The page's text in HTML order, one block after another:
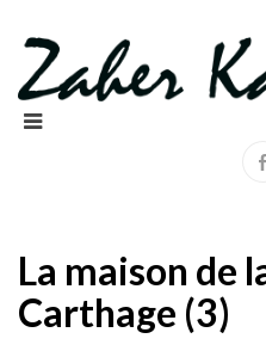
La maison de
Carthage (3)